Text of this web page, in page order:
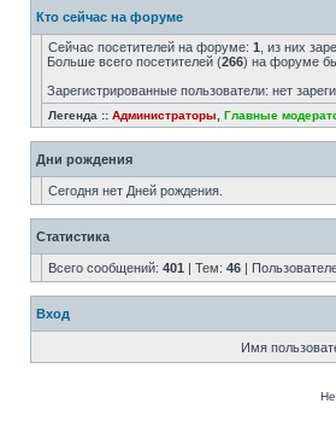
Кто сейчас на форуме
Сейчас посетителей на форуме: 1 , из них
Больше всего посетителей (266) на форуме
Зарегистрированные пользователи: нет
Легенда :: Администраторы Главные
Дни рождения
Сегодня нет Дней рождения.
Статистика
Всего сообщений: 401 | Тем: 46 |
Вход
Имя